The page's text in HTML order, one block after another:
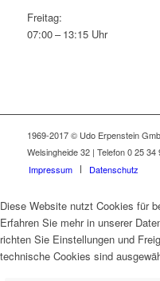
Freitag:
07:00 – 13:15 Uhr
1969-2017 © Udo Erpenstein
Welsingheide 32 | Telefon 0 25 34
Impressum
Datenschutz
Diese Website nutzt Cookies für
Erfahren Sie mehr in unserer
richten Sie Einstellungen und
technische Cookies sind